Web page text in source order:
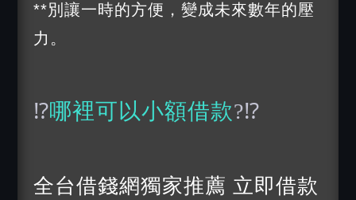
**別讓一時的方便，變成未來數年的壓
力。
⁉️哪裡可以小額借款?⁉️
全台借錢網獨家推薦 立即借款